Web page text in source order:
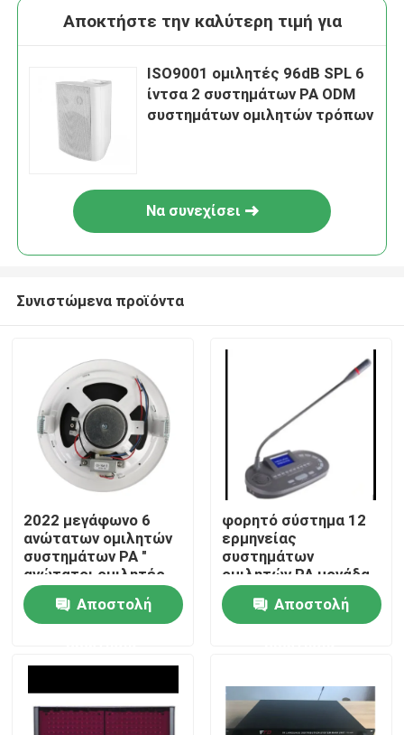
Σπίτι
Αποκτήστε την καλύτερη τιμή για
ISO9001 ομιλητές 96dB SPL 6
ίντσα 2 συστημάτων PA ODM
συστημάτων ομιλητών τρόπων
Να συνεχίσει
Συνιστώμενα προϊόντα
2022 μεγάφωνο 6
ανώτατων ομιλητών
συστημάτων PA "
ανώτατοι ομιλητές
1.5W-3W-6W
Αποστολή
φορητό σύστημα 12
ερμηνείας
συστημάτων
ομιλητών PA μονάδα
διερμηνέων καναλιών
Αποστολή